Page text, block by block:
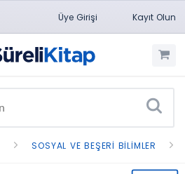
Üye Girişi Kayıt Olun
SOSYAL VE BEŞERI BILIMLER